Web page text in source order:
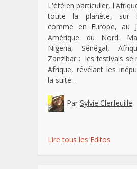
L'été en particulier,
toute la planète, sur
comme en Europe, au
Amérique du Nord.
Nigeria, Sénégal,
Zanzibar : les festivals se
Afrique, révélant les
la suite…
Par Sylvie Clerfeuille
Lire tous les Editos